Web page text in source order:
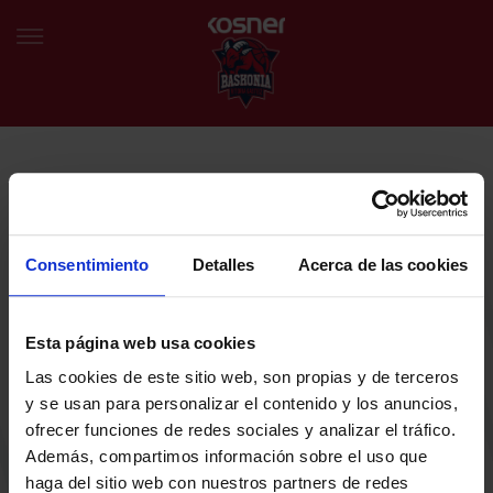
Consentimiento Detalles Acerca de las cookies
Esta página web usa cookies
Las cookies de este sitio web, son propias y de terceros
y se usan para personalizar el contenido y los anuncios,
ofrecer funciones de redes sociales y analizar el tráfico.
Además, compartimos información sobre el uso que
haga del sitio web con nuestros partners de redes
BERRIAK
SARRERAK
ABONATUAK
EGUTEGIA
Egin bat gure harmaila birtualarekin eta izan lehena klubaren
azken albiste eta promozioen berri izaten.
Baskoniaren Pribatutasun politika irakurri eta onartzen dut eta
Baskoniaren jarduerei, produktuei, zerbitzuei, lehiaketei, eskaintzei
eta/edo sustapenei buruzko komunikazio elektronikoak jaso nahi ditut.
DENDA OFIZIALA BASKONIA
SARRERAK